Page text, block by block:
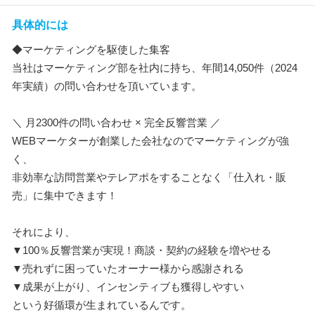
具体的には
◆マーケティングを駆使した集客
当社はマーケティング部を社内に持ち、年間14,050件（2024
年実績）の問い合わせを頂いています。
＼ 月2300件の問い合わせ × 完全反響営業 ／
WEBマーケターが創業した会社なのでマーケティングが強
く、
非効率な訪問営業やテレアポをすることなく「仕入れ・販
売」に集中できます！
それにより、
▼100％反響営業が実現！商談・契約の経験を増やせる
▼売れずに困っていたオーナー様から感謝される
▼成果が上がり、インセンティブも獲得しやすい
という好循環が生まれているんです。